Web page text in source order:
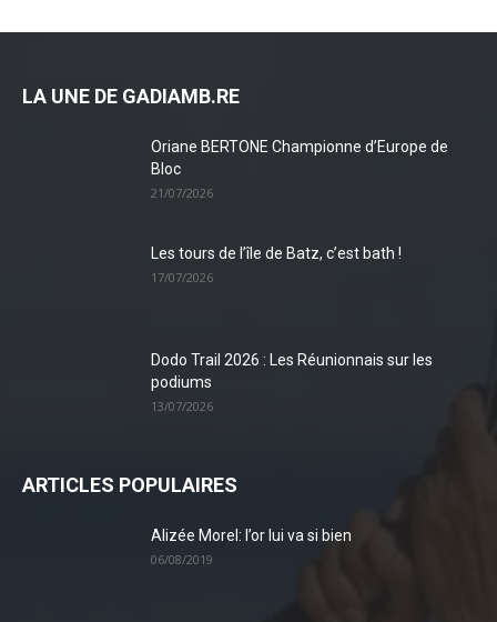
LA UNE DE GADIAMB.RE
Oriane BERTONE Championne d’Europe de
Bloc
21/07/2026
Les tours de l’île de Batz, c’est bath !
17/07/2026
Dodo Trail 2026 : Les Réunionnais sur les
podiums
13/07/2026
ARTICLES POPULAIRES
Alizée Morel: l’or lui va si bien
06/08/2019